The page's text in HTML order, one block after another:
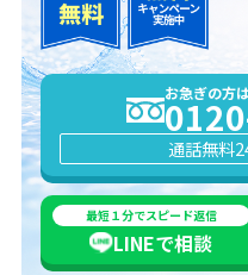
お急ぎの方
通話無料
最短１分でスピード返信
LINEで相談